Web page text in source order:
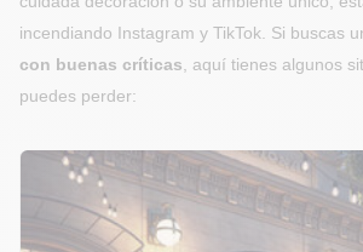
incendiando Instagram y TikTok. Si buscas
con buenas críticas , aquí tienes algunos
puedes perder: